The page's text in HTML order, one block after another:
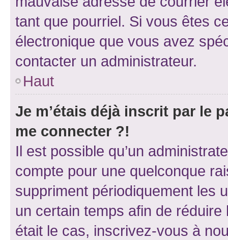
tant que pourriel. Si vous êtes
électronique que vous avez
contacter un administrateur.
Haut
Je m’étais déjà inscrit par le
me connecter ?!
Il est possible qu’un
compte pour une quelconque
suppriment périodiquement les
un certain temps afin de
était le cas, inscrivez-vous à